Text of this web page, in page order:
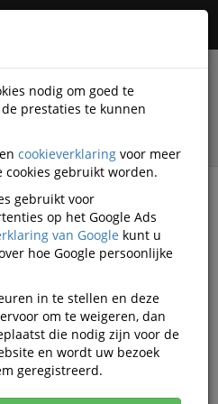
Populariteit
nodig om goed te
prestaties te kunnen
en cookieverklaring voor meer
gebruikt worden.
gebruikt voor
op het Google Ads
van Google kunt u
hoe Google persoonlijke
in te stellen en deze
om te weigeren, dan
die nodig zijn voor de
en wordt uw bezoek
geregistreerd.